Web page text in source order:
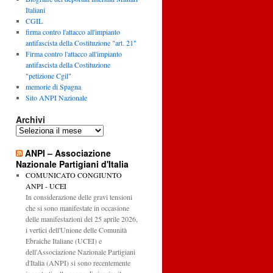
Italiani
CGIL
firma contro l'attacco all'impianto
antifascista della Costituzione "art. 21"
Firma contro l'attacco all'impianto
antifascista della Costituzione
"petizione Cgil"
memorie di Spagna
Sito ANPI Nazionale
Archivi
Archivi
ANPI – Associazione
Nazionale Partigiani d'Italia
COMUNICATO CONGIUNTO
ANPI - UCEI
In considerazione delle gravi tensioni
che si sono manifestate in occasione
delle manifestazioni del 25 aprile 2026,
i vertici dell'Unione delle Comunità
Ebraiche Italiane (UCEI) e
dell'Associazione Nazionale Partigiani
d'Italia (ANPI) si sono recentemente